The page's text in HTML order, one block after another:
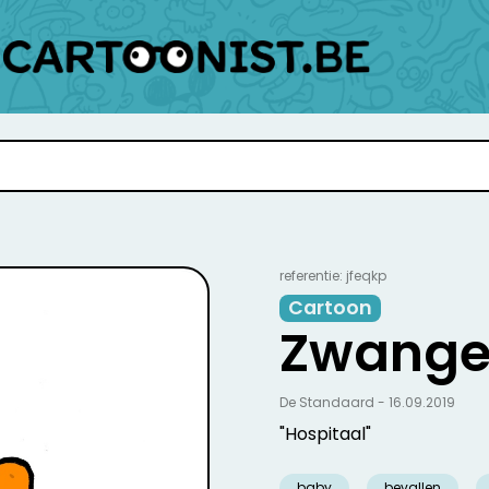
referentie: jfeqkp
Cartoon
"Hospitaal"
De Standaard - 16.09.2019